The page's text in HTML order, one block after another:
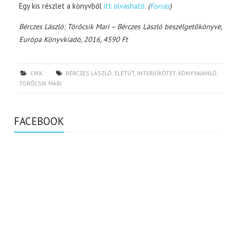
Egy kis részlet a könyvbőlitt olvasható. (Forrás)
Bérczes László: Törőcsik Mari – Bérczes László beszélgetőkönyve,
Európa Könyvkiadó, 2016, 4590 Ft
CIKK BÉRCZES LÁSZLÓ, ÉLETÚT, INTERJÚKÖTET, KÖNYVAJÁNLÓ,
TÖRŐCSIK MARI
FACEBOOK